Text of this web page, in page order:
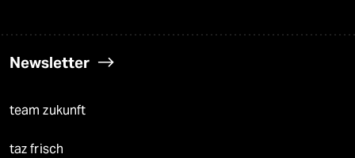
Newsletter
team zukunft
taz frisch